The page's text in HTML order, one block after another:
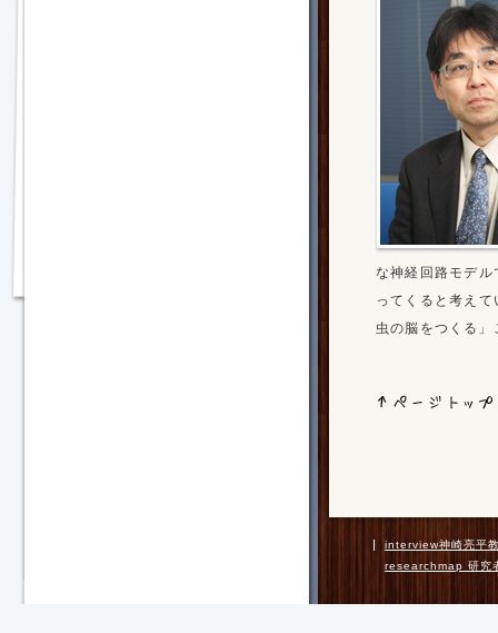
な神経回路モデ
ってくると考え
虫の脳をつくる
interview神崎亮平
researchmap 研究